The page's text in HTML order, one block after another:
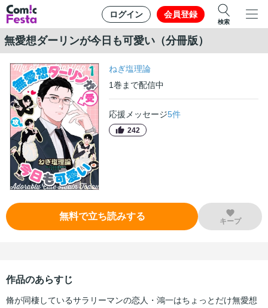
ログイン 会員登録
検索
無愛想ダーリンが今日も可愛い（分冊版）
ねぎ塩理論
1巻 まで配信中
応援メッセージ5件
242
無料で立ち読みする キープ
作品のあらすじ
脩が同棲しているサラリーマンの恋人・鴻一はちょっとだけ無愛想